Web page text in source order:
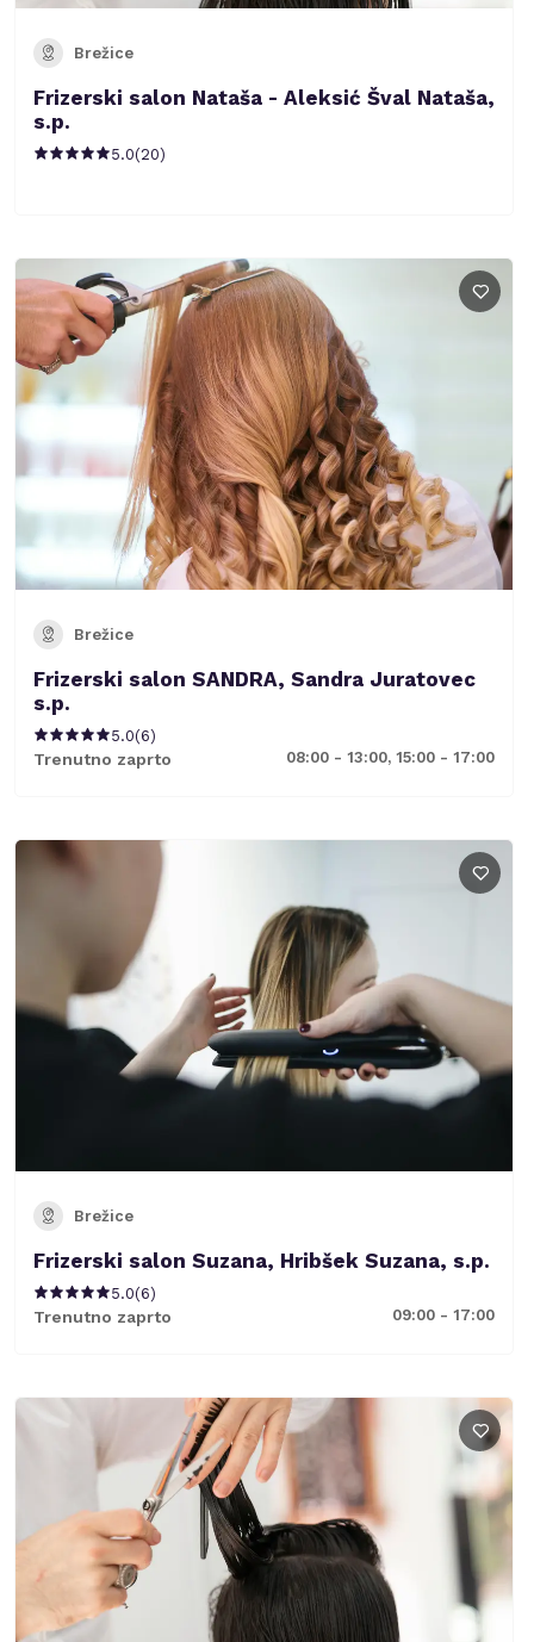
Brežice
Frizerski salon Nataša - Aleksić Šval Nataša,
s.p.
5.0(20)
Brežice
Frizerski salon SANDRA, Sandra Juratovec
s.p.
5.0(6)
Trenutno zaprto 08:00 - 13:00, 15:00 - 17:00
Brežice
Frizerski salon Suzana, Hribšek Suzana, s.p.
5.0(6)
Trenutno zaprto 09:00 - 17:00